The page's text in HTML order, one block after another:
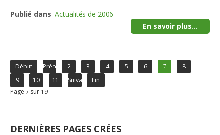
Publié dans Actualités de 2006
En savoir plus...
Début Précédent
2 3 4 5 6 7
8
9
10 11 Suivant
Fin
Page 7 sur 19
DERNIÈRES PAGES CRÉES